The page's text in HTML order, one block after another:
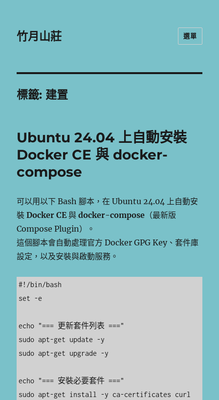
竹月山莊 選單
標籤: 建置
Ubuntu 24.04 上自動安裝
Docker CE 與 docker-
compose
可以用以下 Bash 腳本，在 Ubuntu 24.04 上自動安
裝Docker CE與docker-compose （最新版
Compose Plugin）。
這個腳本會自動處理官方 Docker GPG Key、套件庫
設定，以及安裝與啟動服務。
#!/bin/bash
set -e
echo "=== 更新套件列表 ==="
sudo apt-get update -y
sudo apt-get upgrade -y
echo "=== 安裝必要套件 ==="
sudo apt-get install -y ca-certificates curl